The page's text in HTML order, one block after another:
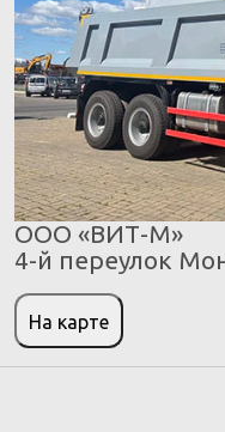
ООО «ВИТ-М»
4-й переулок
На карте